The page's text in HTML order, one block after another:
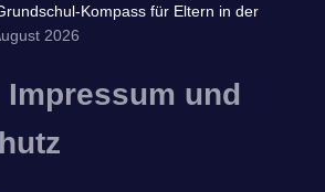
Kompass für Eltern in der
2026
Impressum und